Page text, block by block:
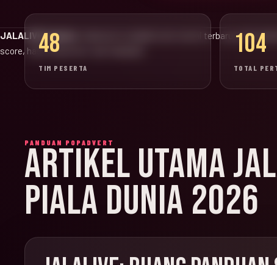
JALALIVE Update:
halaman ini adalah versi resmi terbaru untuk
score, hasil, klasemen, dan highlight.
48
TIM PESERTA
104
TOTAL
PANDUAN POPADVERT
ARTIKEL UTAMA
PIALA DUNIA 2026